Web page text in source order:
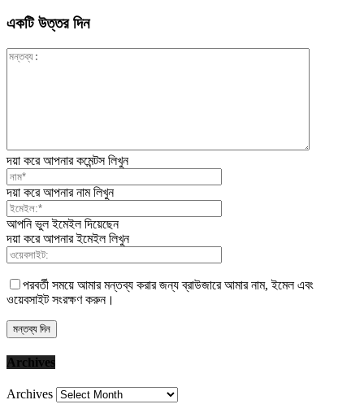
একটি উত্তর দিন
দয়া করে আপনার কমেন্টস লিখুন
দয়া করে আপনার নাম লিখুন
আপনি ভুল ইমেইল দিয়েছেন
দয়া করে আপনার ইমেইল লিখুন
পরবর্তী সময়ে আমার মন্তব্য করার জন্য ব্রাউজারে আমার নাম, ইমেল এবং
ওয়েবসাইট সংরক্ষণ করুন।
Archives
Archives